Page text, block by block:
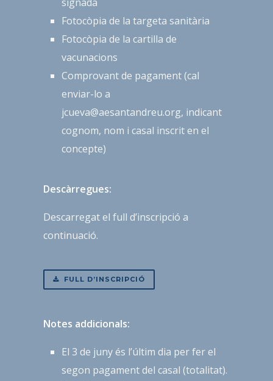
Fotocòpia de la targeta sanitària
Fotocòpia de la cartilla de
vacunacions
Comprovant de pagament (cal
enviar-lo a
jcueva@aesantandreu.org, indicant
cognom, nom i casal inscrit en el
concepte)
Descàrregues:
Descarregat el full d’inscripció a
continuació.
FULL D’INSCRIPCIÓ
Notes addicionals:
El 3 de juny és l’últim dia per fer el
segon pagament del casal (totalitat).